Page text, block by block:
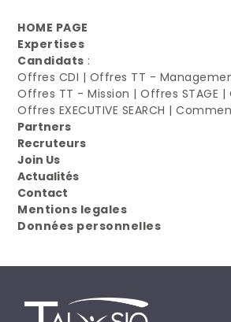
HOME PAGE
Expertises
Candidats :
Offres CDI | Offres TT -
Offres TT - Mission |Offres STAGE |
Offres EXECUTIVE SEARCH |
Partners
Recruteurs
Join Us
Actualités
Contact
Mentions legales
Données personnelles